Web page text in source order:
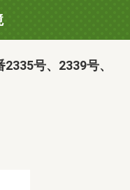
号、2339号、